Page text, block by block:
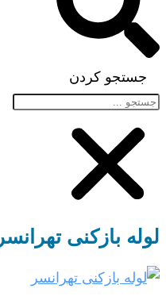
جستجو کردن
لوله بازکنی تهرانسر